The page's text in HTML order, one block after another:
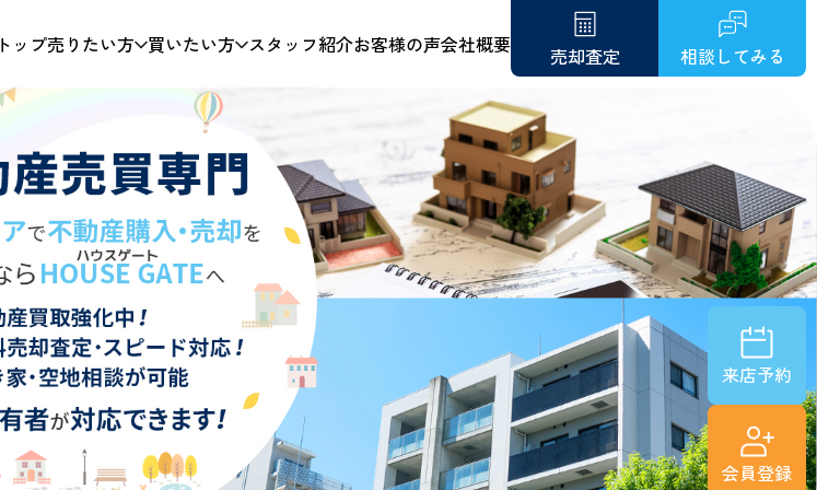
トップ売りたい方 買いたい方 スタッフ紹介お客様の声会社概要 売却査定 相談してみる
来店予約
会員登録